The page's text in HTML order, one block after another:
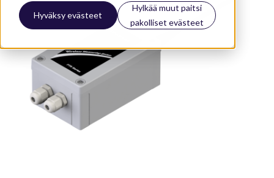
Hyväksy evästeet
Hylkää muut paitsi
pakolliset evästeet
Meistä
Kirjaudu
Ota yhteyttä